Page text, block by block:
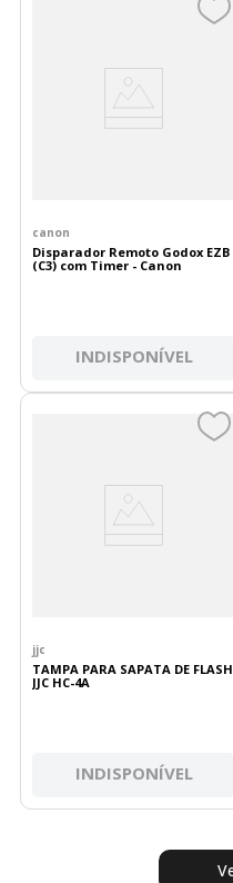
canon
Disparador Remoto Godox EZB
(C3) com Timer - Canon
INDISPONÍVEL
jjc
TAMPA PARA SAPATA DE FLASH
JJC HC-4A
INDISPONÍVEL